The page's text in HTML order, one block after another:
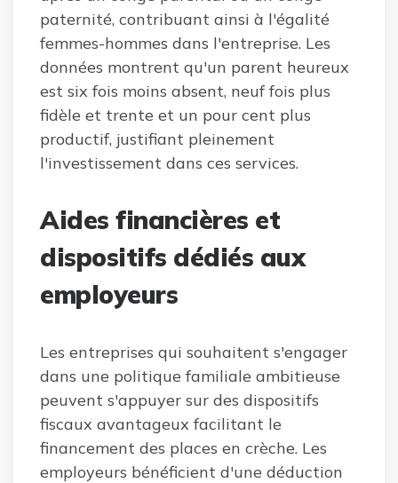
paternité, contribuant ainsi à l'égalité
femmes-hommes dans l'entreprise. Les
données montrent qu'un parent heureux
est six fois moins absent, neuf fois plus
fidèle et trente et un pour cent plus
productif, justifiant pleinement
l'investissement dans ces services.
Aides financières et
dispositifs dédiés aux
employeurs
Les entreprises qui souhaitent s'engager
dans une politique familiale ambitieuse
peuvent s'appuyer sur des dispositifs
fiscaux avantageux facilitant le
financement des places en crèche. Les
employeurs bénéficient d'une déduction